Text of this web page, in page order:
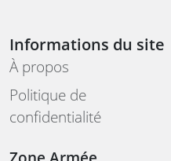
Informations du site
À propos
Politique de
confidentialité